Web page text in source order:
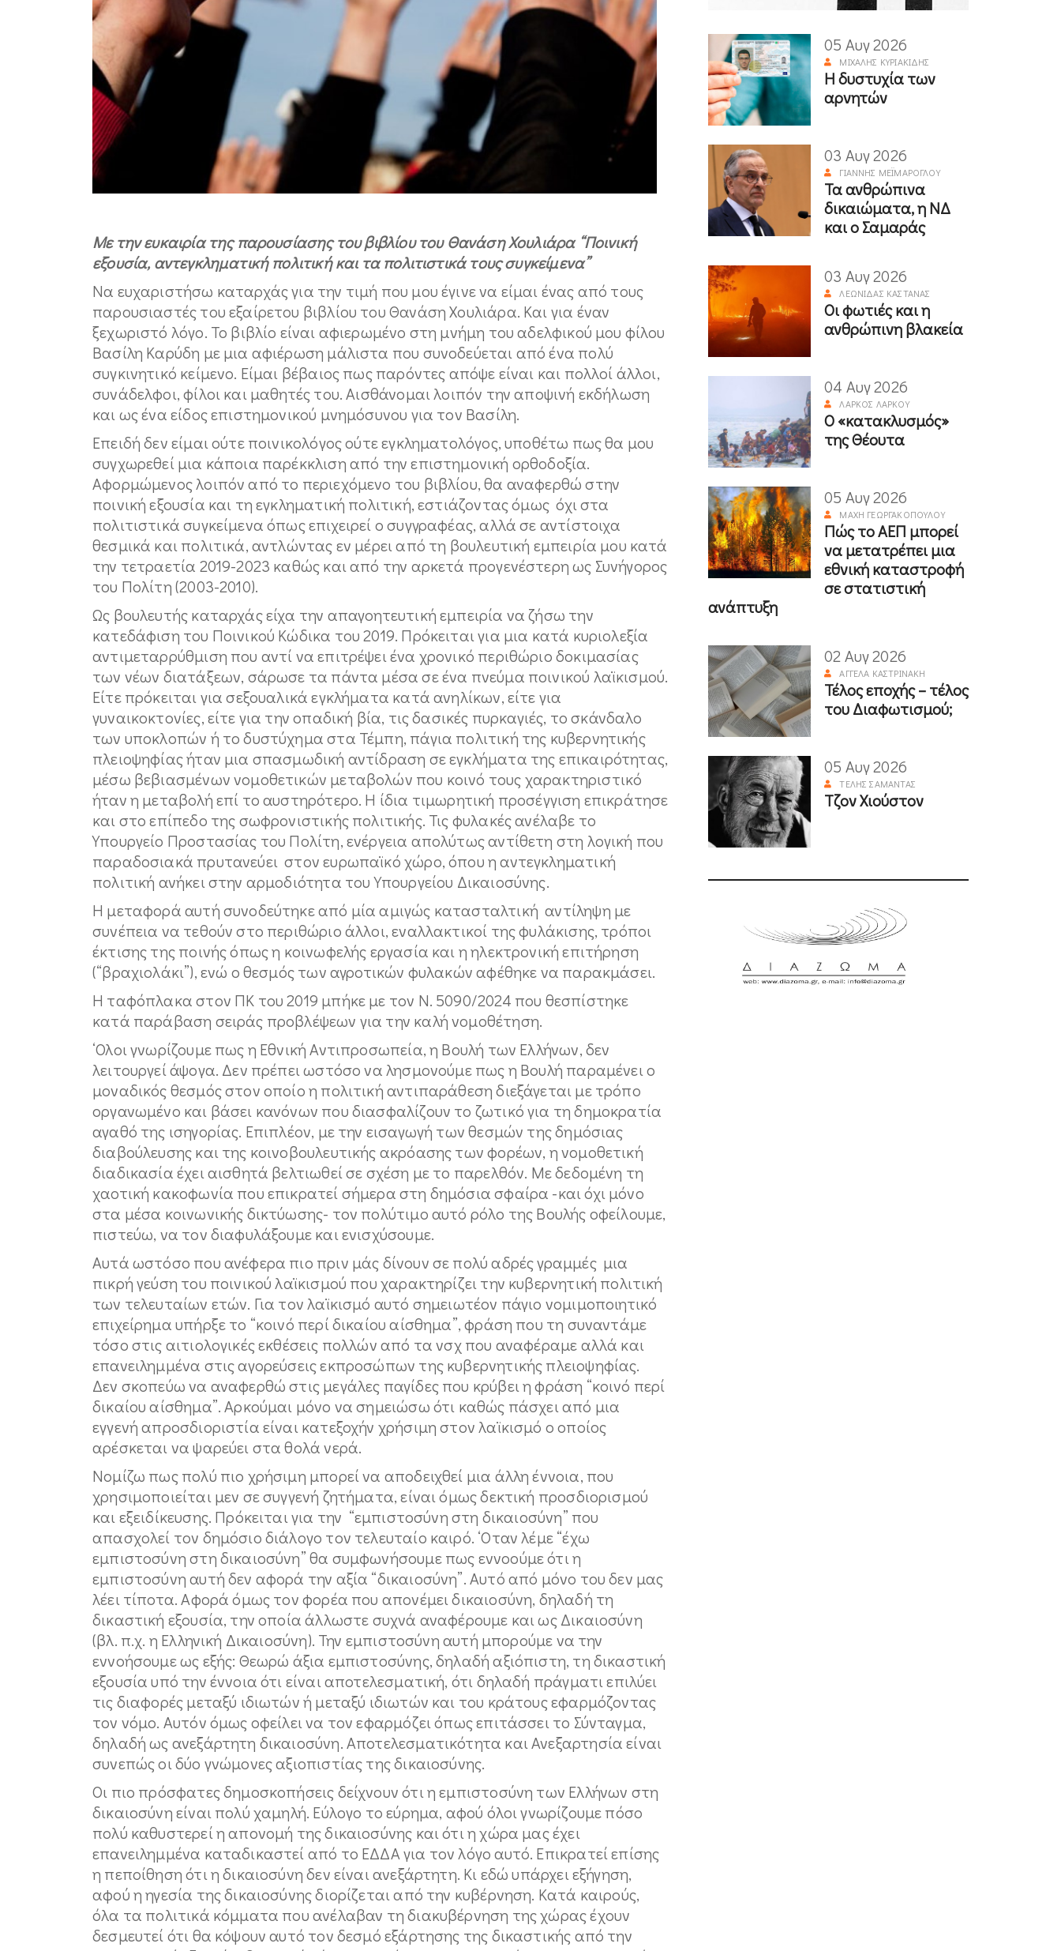
Με την ευκαιρία της παρουσίασης του βιβλίου του Θανάση Χουλιάρα “Ποινική
εξουσία, αντεγκληματική πολιτική και τα πολιτιστικά τους συγκείμενα”
Να ευχαριστήσω καταρχάς για την τιμή που μου έγινε να είμαι ένας από τους
παρουσιαστές του εξαίρετου βιβλίου του Θανάση Χουλιάρα. Και για έναν
ξεχωριστό λόγο. Το βιβλίο είναι αφιερωμένο στη μνήμη του αδελφικού μου φίλου
Βασίλη Καρύδη με μια αφιέρωση μάλιστα που συνοδεύεται από ένα πολύ
συγκινητικό κείμενο. Είμαι βέβαιος πως παρόντες απόψε είναι και πολλοί άλλοι,
συνάδελφοι, φίλοι και μαθητές του. Αισθάνομαι λοιπόν την αποψινή εκδήλωση
και ως ένα είδος επιστημονικού μνημόσυνου για τον Βασίλη.
Επειδή δεν είμαι ούτε ποινικολόγος ούτε εγκληματολόγος, υποθέτω πως θα μου
συγχωρεθεί μια κάποια παρέκκλιση από την επιστημονική ορθοδοξία.
Αφορμώμενος λοιπόν από το περιεχόμενο του βιβλίου, θα αναφερθώ στην
ποινική εξουσία και τη εγκληματική πολιτική, εστιάζοντας όμως όχι στα
πολιτιστικά συγκείμενα όπως επιχειρεί ο συγγραφέας, αλλά σε αντίστοιχα
θεσμικά και πολιτικά, αντλώντας εν μέρει από τη βουλευτική εμπειρία μου κατά
την τετραετία 2019-2023 καθώς και από την αρκετά προγενέστερη ως Συνήγορος
του Πολίτη (2003-2010).
Ως βουλευτής καταρχάς είχα την απαγοητευτική εμπειρία να ζήσω την
κατεδάφιση του Ποινικού Κώδικα του 2019. Πρόκειται για μια κατά κυριολεξία
αντιμεταρρύθμιση που αντί να επιτρέψει ένα χρονικό περιθώριο δοκιμασίας
των νέων διατάξεων, σάρωσε τα πάντα μέσα σε ένα πνεύμα ποινικού λαϊκισμού.
Είτε πρόκειται για σεξουαλικά εγκλήματα κατά ανηλίκων, είτε για
γυναικοκτονίες, είτε για την οπαδική βία, τις δασικές πυρκαγιές, το σκάνδαλο
των υποκλοπών ή το δυστύχημα στα Τέμπη, πάγια πολιτική της κυβερνητικής
πλειοψηφίας ήταν μια σπασμωδική αντίδραση σε εγκλήματα της επικαιρότητας,
μέσω βεβιασμένων νομοθετικών μεταβολών που κοινό τους χαρακτηριστικό
ήταν η μεταβολή επί το αυστηρότερο. Η ίδια τιμωρητική προσέγγιση επικράτησε
και στο επίπεδο της σωφρονιστικής πολιτικής. Τις φυλακές ανέλαβε το
Υπουργείο Προστασίας του Πολίτη, ενέργεια απολύτως αντίθετη στη λογική που
παραδοσιακά πρυτανεύει στον ευρωπαϊκό χώρο, όπου η αντεγκληματική
πολιτική ανήκει στην αρμοδιότητα του Υπουργείου Δικαιοσύνης.
Η μεταφορά αυτή συνοδεύτηκε από μία αμιγώς κατασταλτική αντίληψη με
συνέπεια να τεθούν στο περιθώριο άλλοι, εναλλακτικοί της φυλάκισης, τρόποι
έκτισης της ποινής όπως η κοινωφελής εργασία και η ηλεκτρονική επιτήρηση
(“βραχιολάκι”), ενώ ο θεσμός των αγροτικών φυλακών αφέθηκε να παρακμάσει.
Η ταφόπλακα στον ΠΚ του 2019 μπήκε με τον Ν. 5090/2024 που θεσπίστηκε
κατά παράβαση σειράς προβλέψεων για την καλή νομοθέτηση.
‘Ολοι γνωρίζουμε πως η Εθνική Αντιπροσωπεία, η Βουλή των Ελλήνων, δεν
λειτουργεί άψογα. Δεν πρέπει ωστόσο να λησμονούμε πως η Βουλή παραμένει ο
μοναδικός θεσμός στον οποίο η πολιτική αντιπαράθεση διεξάγεται με τρόπο
οργανωμένο και βάσει κανόνων που διασφαλίζουν το ζωτικό για τη δημοκρατία
αγαθό της ισηγορίας. Επιπλέον, με την εισαγωγή των θεσμών της δημόσιας
διαβούλευσης και της κοινοβουλευτικής ακρόασης των φορέων, η νομοθετική
διαδικασία έχει αισθητά βελτιωθεί σε σχέση με το παρελθόν. Με δεδομένη τη
χαοτική κακοφωνία που επικρατεί σήμερα στη δημόσια σφαίρα -και όχι μόνο
στα μέσα κοινωνικής δικτύωσης- τον πολύτιμο αυτό ρόλο της Βουλής οφείλουμε,
πιστεύω, να τον διαφυλάξουμε και ενισχύσουμε.
Αυτά ωστόσο που ανέφερα πιο πριν μάς δίνουν σε πολύ αδρές γραμμές μια
πικρή γεύση του ποινικού λαϊκισμού που χαρακτηρίζει την κυβερνητική πολιτική
των τελευταίων ετών. Για τον λαϊκισμό αυτό σημειωτέον πάγιο νομιμοποιητικό
επιχείρημα υπήρξε το “κοινό περί δικαίου αίσθημα”, φράση που τη συναντάμε
τόσο στις αιτιολογικές εκθέσεις πολλών από τα νσχ που αναφέραμε αλλά και
επανειλημμένα στις αγορεύσεις εκπροσώπων της κυβερνητικής πλειοψηφίας.
Δεν σκοπεύω να αναφερθώ στις μεγάλες παγίδες που κρύβει η φράση “κοινό περί
δικαίου αίσθημα”. Αρκούμαι μόνο να σημειώσω ότι καθώς πάσχει από μια
εγγενή απροσδιοριστία είναι κατεξοχήν χρήσιμη στον λαϊκισμό ο οποίος
αρέσκεται να ψαρεύει στα θολά νερά.
Νομίζω πως πολύ πιο χρήσιμη μπορεί να αποδειχθεί μια άλλη έννοια, που
χρησιμοποιείται μεν σε συγγενή ζητήματα, είναι όμως δεκτική προσδιορισμού
και εξειδίκευσης. Πρόκειται για την “εμπιστοσύνη στη δικαιοσύνη” που
απασχολεί τον δημόσιο διάλογο τον τελευταίο καιρό. ‘Οταν λέμε “έχω
εμπιστοσύνη στη δικαιοσύνη” θα συμφωνήσουμε πως εννοούμε ότι η
εμπιστοσύνη αυτή δεν αφορά την αξία “δικαιοσύνη”. Αυτό από μόνο του δεν μας
λέει τίποτα. Αφορά όμως τον φορέα που απονέμει δικαιοσύνη, δηλαδή τη
δικαστική εξουσία, την οποία άλλωστε συχνά αναφέρουμε και ως Δικαιοσύνη
(βλ. π.χ. η Ελληνική Δικαιοσύνη). Την εμπιστοσύνη αυτή μπορούμε να την
εννοήσουμε ως εξής: Θεωρώ άξια εμπιστοσύνης, δηλαδή αξιόπιστη, τη δικαστική
εξουσία υπό την έννοια ότι είναι αποτελεσματική, ότι δηλαδή πράγματι επιλύει
τις διαφορές μεταξύ ιδιωτών ή μεταξύ ιδιωτών και του κράτους εφαρμόζοντας
τον νόμο. Αυτόν όμως οφείλει να τον εφαρμόζει όπως επιτάσσει το Σύνταγμα,
δηλαδή ως ανεξάρτητη δικαιοσύνη. Αποτελεσματικότητα και Ανεξαρτησία είναι
συνεπώς οι δύο γνώμονες αξιοπιστίας της δικαιοσύνης.
Οι πιο πρόσφατες δημοσκοπήσεις δείχνουν ότι η εμπιστοσύνη των Ελλήνων στη
δικαιοσύνη είναι πολύ χαμηλή. Εύλογο το εύρημα, αφού όλοι γνωρίζουμε πόσο
πολύ καθυστερεί η απονομή της δικαιοσύνης και ότι η χώρα μας έχει
επανειλημμένα καταδικαστεί από το ΕΔΔΑ για τον λόγο αυτό. Επικρατεί επίσης
η πεποίθηση ότι η δικαιοσύνη δεν είναι ανεξάρτητη. Κι εδώ υπάρχει εξήγηση,
αφού η ηγεσία της δικαιοσύνης διορίζεται από την κυβέρνηση. Κατά καιρούς,
όλα τα πολιτικά κόμματα που ανέλαβαν τη διακυβέρνηση της χώρας έχουν
δεσμευτεί ότι θα κόψουν αυτό τον δεσμό εξάρτησης της δικαστικής από την
05 Αυγ 2026
ΜΙΧΆΛΗΣ ΚΥΡΙΑΚΊΔΗΣ
Η δυστυχία των
αρνητών
03 Αυγ 2026
ΓΙΆΝΝΗΣ ΜΕΪΜΆΡΟΓΛΟΥ
Τα ανθρώπινα
δικαιώματα, η ΝΔ
και ο Σαμαράς
03 Αυγ 2026
ΛΕΩΝΊΔΑΣ ΚΑΣΤΑΝΆΣ
Οι φωτιές και η
ανθρώπινη βλακεία
04 Αυγ 2026
ΛΆΡΚΟΣ ΛΆΡΚΟΥ
Ο «κατακλυσμός»
της Θέουτα
05 Αυγ 2026
ΜΆΧΗ ΓΕΩΡΓΑΚΟΠΟΎΛΟΥ
Πώς το ΑΕΠ μπορεί
να μετατρέπει μια
εθνική καταστροφή
σε στατιστική
ανάπτυξη
02 Αυγ 2026
ΑΓΓΈΛΑ ΚΑΣΤΡΙΝΆΚΗ
Τέλος εποχής – τέλος
του Διαφωτισμού;
05 Αυγ 2026
ΤΈΛΗΣ ΣΑΜΑΝΤΆΣ
Τζον Χιούστον